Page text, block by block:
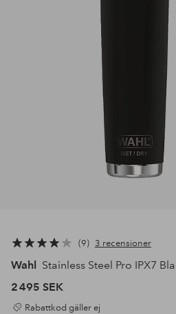
9 3 recensioner
Wahl Stainless Steel Pro IPX7
2 495 SEK
Rabattkod gäller ej